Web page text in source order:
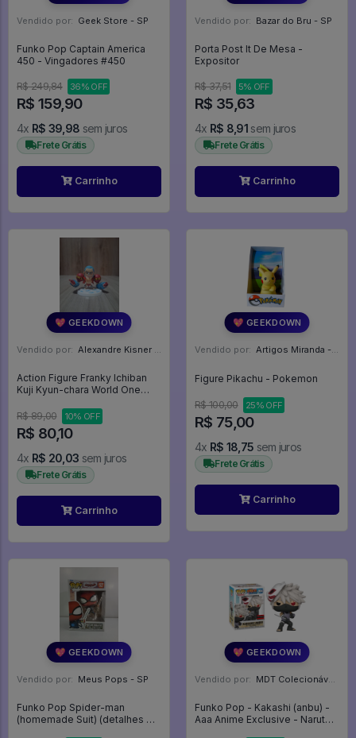
Vendido por: Geek Store - SP
Funko Pop Captain America
450 - Vingadores #450
R$ 249,84 36% OFF
R$ 159,90
4x R$ 39,98 sem juros
Frete Grátis
Carrinho
Vendido por: Bazar do Bru - SP
Porta Post It De Mesa -
Expositor
R$ 37,51 5% OFF
R$ 35,63
4x R$ 8,91 sem juros
Frete Grátis
Carrinho
💖 GEEKDOWN
Vendido por: Alexandre Kisner - PR
Action Figure Franky Ichiban
Kuji Kyun-chara World One
Banpresto 7cm Pvc - One
Piece
R$ 89,00 10% OFF
R$ 80,10
4x R$ 20,03 sem juros
Frete Grátis
Carrinho
💖 GEEKDOWN
Vendido por: Artigos Miranda - RJ
Figure Pikachu - Pokemon
R$ 100,00 25% OFF
R$ 75,00
4x R$ 18,75 sem juros
Frete Grátis
Carrinho
💖 GEEKDOWN
Vendido por: Meus Pops - SP
Funko Pop Spider-man
(homemade Suit) (detalhes Na
💖 GEEKDOWN
Vendido por: MDT Colecionáveis - DF
Funko Pop - Kakashi (anbu) -
Aaa Anime Exclusive - Naruto